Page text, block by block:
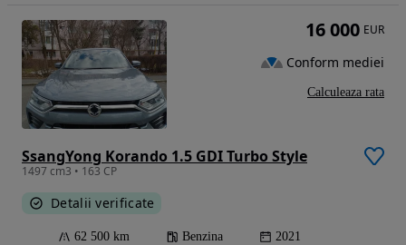
SsangYong Korando 1.5 GDI Turbo Style
1497 cm3 • 163 CP
Detalii verificate
62 500 km Benzina 2021
16 000 EUR
Conform mediei
Calculeaza rata